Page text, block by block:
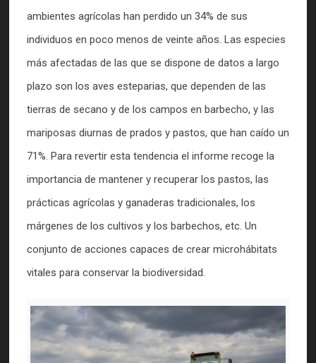
ambientes agrícolas han perdido un 34% de sus
individuos en poco menos de veinte años. Las especies
más afectadas de las que se dispone de datos a largo
plazo son los aves esteparias, que dependen de las
tierras de secano y de los campos en barbecho, y las
mariposas diurnas de prados y pastos, que han caído un
71%. Para revertir esta tendencia el informe recoge la
importancia de mantener y recuperar los pastos, las
prácticas agrícolas y ganaderas tradicionales, los
márgenes de los cultivos y los barbechos, etc. Un
conjunto de acciones capaces de crear microhábitats
vitales para conservar la biodiversidad.